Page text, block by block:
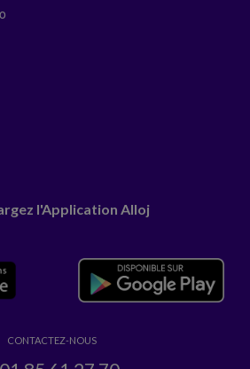
l'Application Alloj
CONTACTEZ-NOUS